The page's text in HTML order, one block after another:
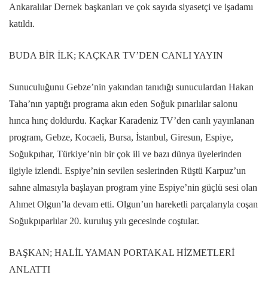
Ankaralılar Dernek başkanları ve çok sayıda siyasetçi ve işadamı
katıldı.
BUDA BİR İLK; KAÇKAR TV’DEN CANLI YAYIN
Sunuculuğunu Gebze’nin yakından tanıdığı sunuculardan Hakan
Taha’nın yaptığı programa akın eden Soğuk pınarlılar salonu
hınca hınç doldurdu. Kaçkar Karadeniz TV’den canlı yayınlanan
program, Gebze, Kocaeli, Bursa, İstanbul, Giresun, Espiye,
Soğukpıhar, Türkiye’nin bir çok ili ve bazı dünya üyelerinden
ilgiyle izlendi. Espiye’nin sevilen seslerinden Rüştü Karpuz’un
sahne almasıyla başlayan program yine Espiye’nin güçlü sesi olan
Ahmet Olgun’la devam etti. Olgun’un hareketli parçalarıyla coşan
Soğukpıparlılar 20. kuruluş yılı gecesinde coştular.
BAŞKAN; HALİL YAMAN PORTAKAL HİZMETLERİ
ANLATTI